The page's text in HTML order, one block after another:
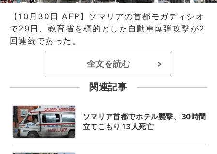
【10月30日 AFP】ソマリアの首都モガディシオ
で29日、教育省を標的とした自動車爆弾攻撃が2
回連続であった。
全文を読む >
関連記事
ソマリア首都でホテル襲撃、30時間
立てこもり 13人死亡